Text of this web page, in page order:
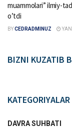
muammolari” ilmiy-
o’tdi
BYCEDRADMINUZ
BIZNI KUZATIB
DAVRA SUHBATI